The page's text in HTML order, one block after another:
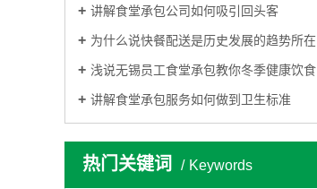
讲解食堂承包公司如何吸引回头客
为什么说快餐配送是历史发展的趋势所在
浅说无锡员工食堂承包教你冬季健康饮食
讲解食堂承包服务如何做到卫生标准
热门关键词 Keywords